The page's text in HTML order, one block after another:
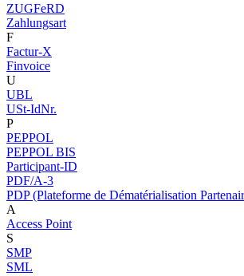
ZUGFeRD
Zahlungsart
F
Factur-X
Finvoice
U
UBL
USt-IdNr.
P
PEPPOL
PEPPOL BIS
Participant-ID
PDF/A-3
PDP (Plateforme de Dématérialisation
A
Access Point
S
SMP
SML